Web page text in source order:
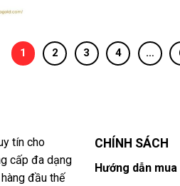
1 2 3 4 …
tín cho
cấp đa dạng
đầu thế
CHÍNH SÁCH
Hướng dẫn mua